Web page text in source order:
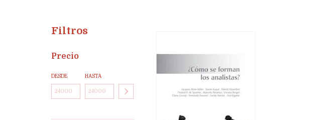
Filtros
Precio
DESDE HASTA